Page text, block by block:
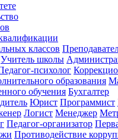
классов
Учитель школы
психолог
образования
обучения Бухгалтер
Юрист Программист
Логист Менеджер
Педагог-организатор
Противодействие